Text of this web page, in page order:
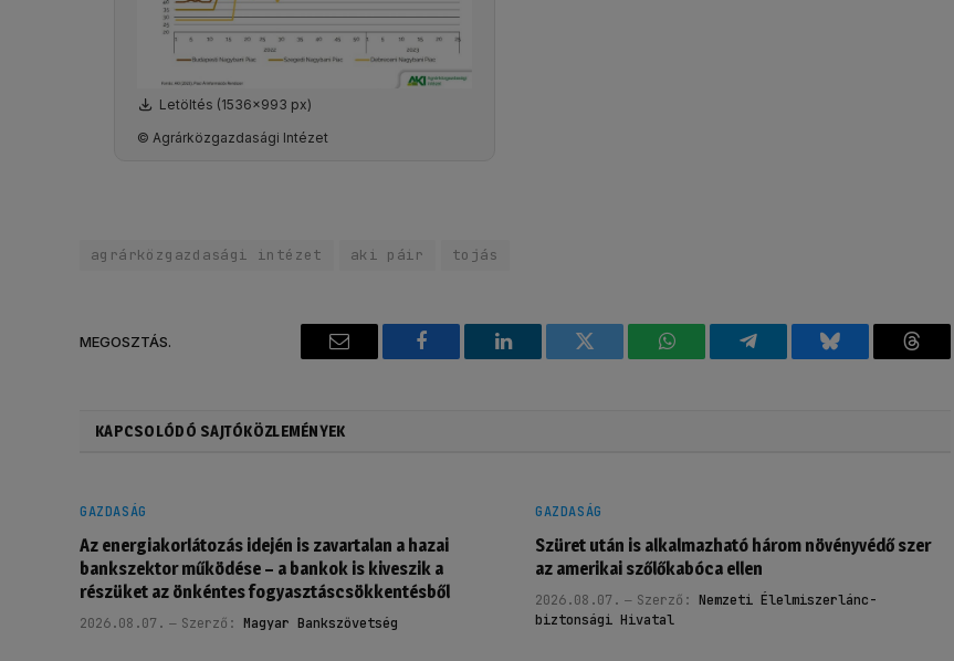
Letöltés (1536x993 px)
© Agrárközgazdasági Intézet
agrárközgazdasági intézet aki páir tojás
MEGOSZTÁS.
Email Facebook LinkedIn Twitter WhatsAppTelegram Bluesky
KAPCSOLÓDÓ SAJTÓKÖZLEMÉNYEK
GAZDASÁG
Az energiakorlátozás idején is zavartalan a hazai
bankszektor működése – a bankok is kiveszik a
részüket az önkéntes fogyasztáscsökkentésből
2026.08.07. Szerző: Magyar Bankszövetség
GAZDASÁG
Szüret után is alkalmazható három növényvédő szer
az amerikai szőlőkabóca ellen
2026.08.07. Szerző: Nemzeti Élelmiszerlánc-
biztonsági Hivatal